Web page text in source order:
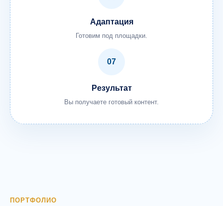
Адаптация
Готовим под площадки.
07
Результат
Вы получаете готовый контент.
ПОРТФОЛИО